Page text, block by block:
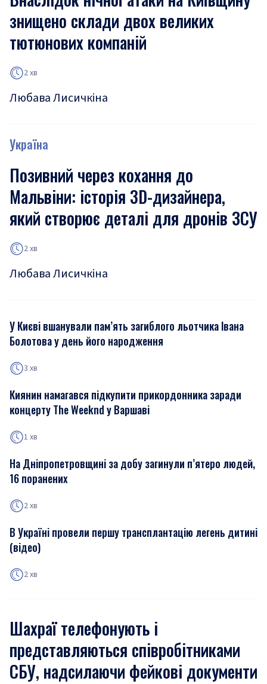
знищено склади двох великих
тютюнових компаній
2 хв
Любава Лисичкіна
Україна
Позивний через кохання до
Мальвіни: історія 3D-дизайнера,
який створює деталі для дронів ЗСУ
2 хв
Любава Лисичкіна
У Києві вшанували пам’ять загиблого льотчика Івана
Болотова у день його народження
3 хв
Киянин намагався підкупити прикордонника заради
концерту The Weeknd у Варшаві
1 хв
На Дніпропетровщині за добу загинули п’ятеро людей,
16 поранених
2 хв
В Україні провели першу трансплантацію легень дитині
(відео)
2 хв
Шахраї телефонують і
представляються співробітниками
СБУ, надсилаючи фейкові документи